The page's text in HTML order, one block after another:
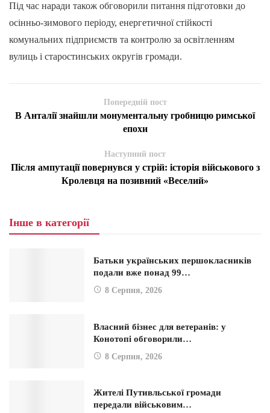
Під час наради також обговорили питання підготовки до
осінньо-зимового періоду, енергетичної стійкості
комунальних підприємств та контролю за освітленням
вулиць і старостинських округів громади.
Попередній пост
В Анталії знайшли монументальну гробницю римської
епохи
Наступний пост
Після ампутації повернувся у стрій: історія військового з
Кролевця на позивний «Веселий»
Інше в категорії
Батьки українських першокласників
подали вже понад 99…
8 Серпня, 2026
Власний бізнес для ветеранів: у
Конотопі обговорили…
8 Серпня, 2026
Жителі Путивльської громади
передали військовим…